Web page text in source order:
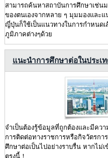
สามารถค้นหาสถาบันการศึกษาเช่น
ของตนเองจากหลาย ๆ มุมมองและ
ญี่ปุ่นก็ใช้เป็นแนวทางในการกำหนด
ภูมิภาคต่างๆด้วย
แนะนำการศึกษาต่อในประเ
จำเป็นต้องรู้ข้อมูลที่ถูกต้องและมีควา
การติดต่อทางราชการหรือกิจวัตรกา
ศึกษาต่อเป็นไปอย่างราบรื่น หากไม่
ตรงนี้！